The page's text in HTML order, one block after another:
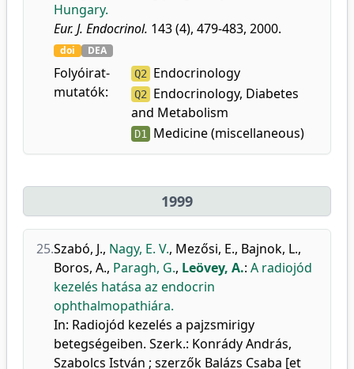
Hungary.
Eur. J. Endocrinol. 143 (4), 479-483, 2000.
doi DEA
Folyóirat-
mutatók:
Q2 Endocrinology
Q2 Endocrinology, Diabetes
and Metabolism
D1 Medicine (miscellaneous)
1999
25.Szabó, J., Nagy, E. V., Mezősi, E., Bajnok, L.,
Boros, A., Paragh, G., Leövey, A.: A radiojód
kezelés hatása az endocrin
ophthalmopathiára.
In: Radiojód kezelés a pajzsmirigy
betegségeiben. Szerk.: Konrády András,
Szabolcs István ; szerzők Balázs Csaba [et